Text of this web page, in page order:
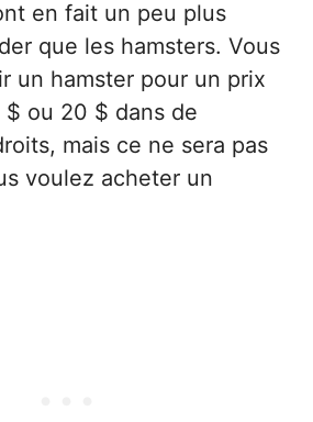
en fait un peu plus
que les hamsters. Vous
un hamster pour un prix
$ ou 20 $ dans de
mais ce ne sera pas
voulez acheter un